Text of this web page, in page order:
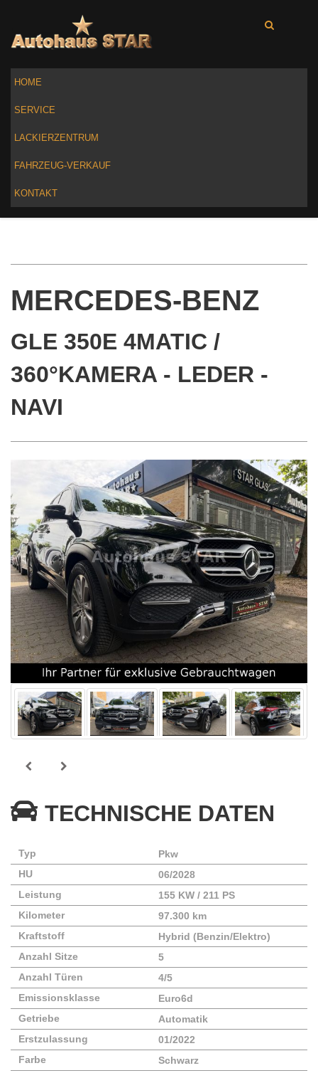
HOME
SERVICE
LACKIERZENTRUM
FAHRZEUG-VERKAUF
KONTAKT
MERCEDES-BENZ
GLE 350E 4MATIC /
360°KAMERA - LEDER -
NAVI
TECHNISCHE DATEN
Typ
Pkw
HU
06/2028
Leistung
155 KW / 211 PS
Kilometer
97.300 km
Kraftstoff
Hybrid (Benzin/Elektro)
Anzahl Sitze
5
Anzahl Türen
4/5
Emissionsklasse
Euro6d
Getriebe
Automatik
Erstzulassung
01/2022
Farbe
Schwarz